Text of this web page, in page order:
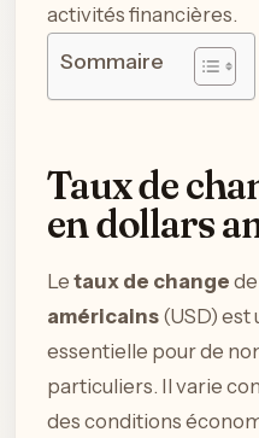
activités financières.
Sommaire
Taux de
en dollars
Le taux de change de
américains (USD)
essentielle pour de
particuliers. Il varie
des conditions